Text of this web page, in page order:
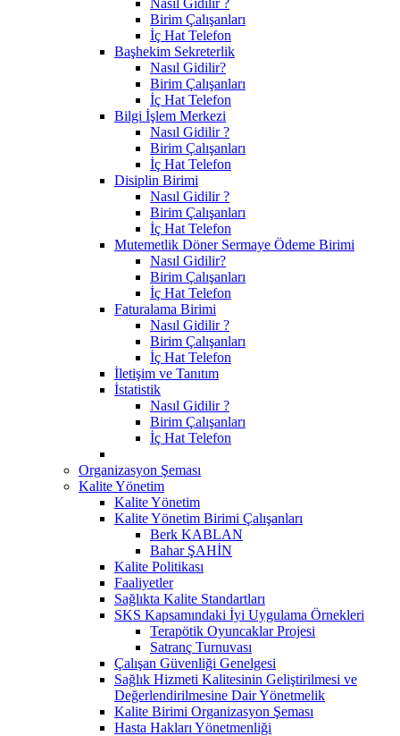
Birim Çalışanları
İç Hat Telefon
Başhekim Sekreterlik
Nasıl Gidilir?
Birim Çalışanları
İç Hat Telefon
Bilgi İşlem Merkezi
Nasıl Gidilir ?
Birim Çalışanları
İç Hat Telefon
Disiplin Birimi
Nasıl Gidilir ?
Birim Çalışanları
İç Hat Telefon
Mutemetlik Döner Sermaye Ödeme Birimi
Nasıl Gidilir?
Birim Çalışanları
İç Hat Telefon
Faturalama Birimi
Nasıl Gidilir ?
Birim Çalışanları
İç Hat Telefon
İletişim ve Tanıtım
İstatistik
Nasıl Gidilir ?
Birim Çalışanları
İç Hat Telefon
Organizasyon Şeması
Kalite Yönetim
Kalite Yönetim
Kalite Yönetim Birimi Çalışanları
Berk KABLAN
Bahar ŞAHİN
Kalite Politikası
Faaliyetler
Sağlıkta Kalite Standartları
SKS Kapsamındaki İyi Uygulama Örnekleri
Terapötik Oyuncaklar Projesi
Satranç Turnuvası
Çalışan Güvenliği Genelgesi
Sağlık Hizmeti Kalitesinin Geliştirilmesi ve
Değerlendirilmesine Dair Yönetmelik
Kalite Birimi Organizasyon Şeması
Hasta Hakları Yönetmenliği